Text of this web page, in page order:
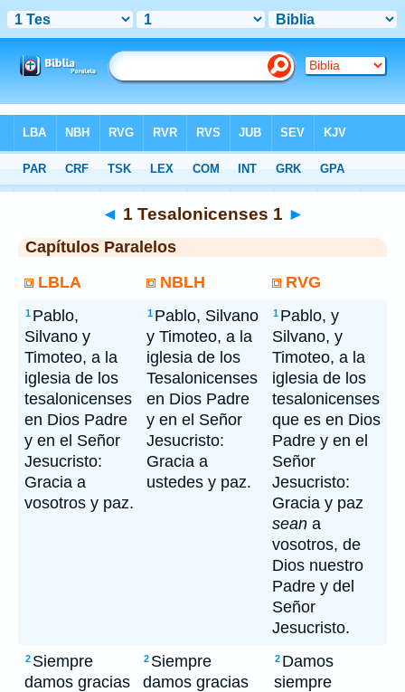
> 1 Tesalonicenses 1
◄ 1 Tesalonicenses 1 ►
Capítulos Paralelos
LBLA
NBLH RVG
1 Pablo,
Silvano y
Timoteo, a la
iglesia de los
tesalonicenses
en Dios Padre
y en el Señor
Jesucristo:
Gracia a
vosotros y paz.
1 Pablo, Silvano
y Timoteo, a la
iglesia de los
Tesalonicenses
en Dios Padre
y en el Señor
Jesucristo:
Gracia a
ustedes y paz.
1 Pablo, y
Silvano, y
Timoteo, a la
iglesia de los
tesalonicenses
que es en Dios
Padre y en el
Señor
Jesucristo:
Gracia y paz
sean a
vosotros, de
Dios nuestro
Padre y del
Señor
Jesucristo.
2 Siempre
damos gracias
2 Siempre
damos gracias
2 Damos
siempre